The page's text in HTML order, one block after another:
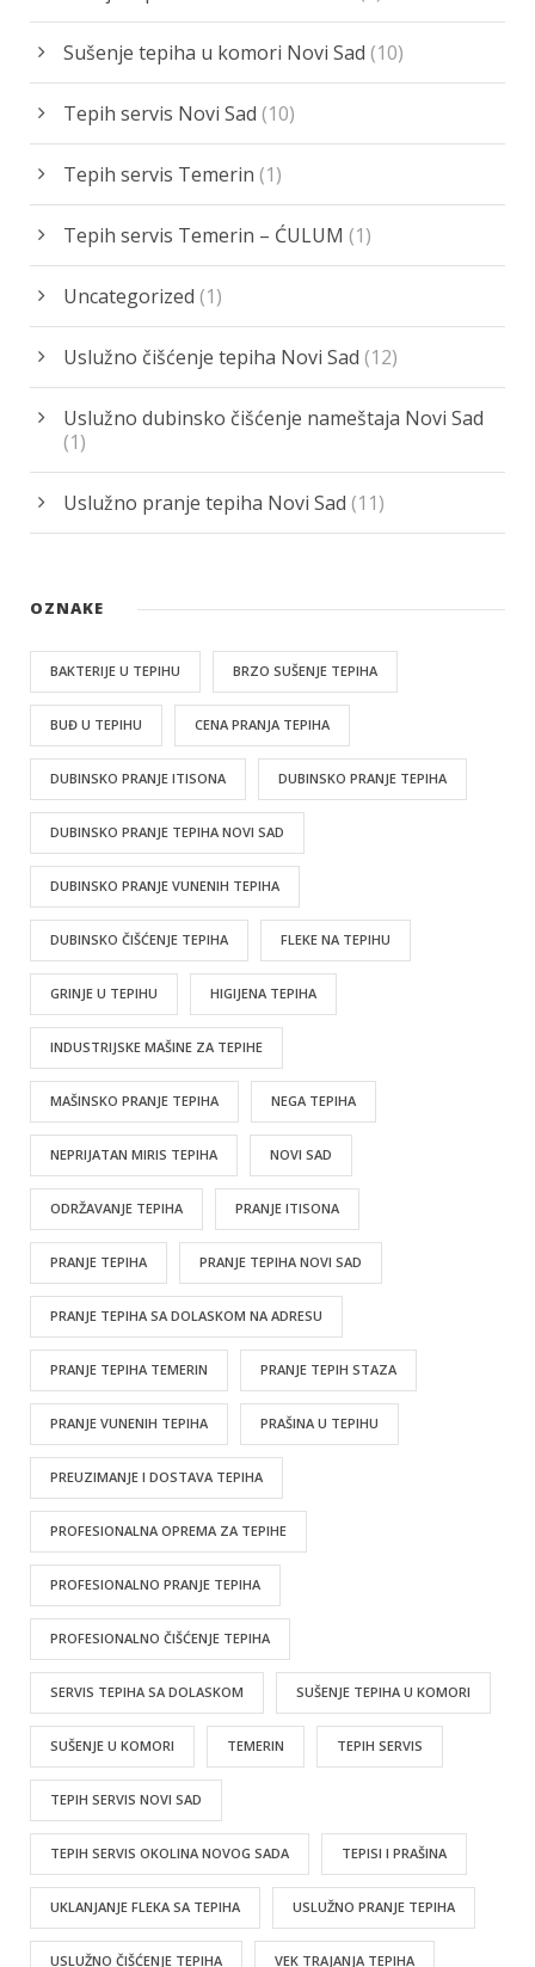
Sušenje tepiha u komori Novi Sad (10)
Tepih servis Novi Sad (10)
Tepih servis Temerin (1)
Tepih servis Temerin – ĆULUM (1)
Uncategorized (1)
Uslužno čišćenje tepiha Novi Sad (12)
Uslužno dubinsko čišćenje nameštaja Novi Sad
(1)
Uslužno pranje tepiha Novi Sad (11)
OZNAKE
BAKTERIJE U TEPIHU BRZO SUŠENJE TEPIHA
BUĐ U TEPIHU CENA PRANJA TEPIHA
DUBINSKO PRANJE ITISONA DUBINSKO PRANJE TEPIHA
DUBINSKO PRANJE TEPIHA NOVI SAD
DUBINSKO PRANJE VUNENIH TEPIHA
DUBINSKO ČIŠĆENJE TEPIHA FLEKE NA TEPIHU
GRINJE U TEPIHU HIGIJENA TEPIHA
INDUSTRIJSKE MAŠINE ZA TEPIHE
MAŠINSKO PRANJE TEPIHA NEGA TEPIHA
NEPRIJATAN MIRIS TEPIHA NOVI SAD
ODRŽAVANJE TEPIHA PRANJE ITISONA
PRANJE TEPIHA PRANJE TEPIHA NOVI SAD
PRANJE TEPIHA SA DOLASKOM NA ADRESU
PRANJE TEPIHA TEMERIN PRANJE TEPIH STAZA
PRANJE VUNENIH TEPIHA PRAŠINA U TEPIHU
PREUZIMANJE I DOSTAVA TEPIHA
PROFESIONALNA OPREMA ZA TEPIHE
PROFESIONALNO PRANJE TEPIHA
PROFESIONALNO ČIŠĆENJE TEPIHA
SERVIS TEPIHA SA DOLASKOM SUŠENJE TEPIHA U KOMORI
SUŠENJE U KOMORI TEMERIN TEPIH SERVIS
TEPIH SERVIS NOVI SAD
TEPIH SERVIS OKOLINA NOVOG SADA TEPISI I PRAŠINA
UKLANJANJE FLEKA SA TEPIHA USLUŽNO PRANJE TEPIHA
USLUŽNO ČIŠĆENJE TEPIHA VEK TRAJANJA TEPIHA